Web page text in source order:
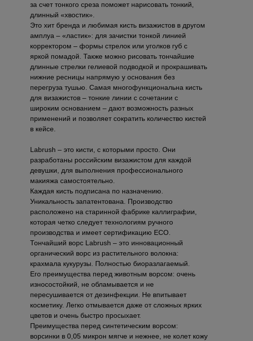
за счет тонкого среза поможет нарисовать тонкий,
длинный «хвостик».
Это хит бренда и любимая кисть визажистов в другом
амплуа – «ластик»: для зачистки тонкой линией
корректором – формы стрелок или уголков губ с
яркой помадой. Также можно рисовать тончайшие
длинные стрелки гелиевой подводкой и прокрашивать
нижние ресницы напрямую у основания без
перегруза тушью. Самая многофункциональна кисть
для визажистов – тонкие линии с сочетании с
широким основанием – дают возможность разных
применений и позволяет сократить количество кистей
в кейсе.
Labrush – это кисти, с которыми просто. Они
разработаны российским визажистом для каждой
девушки, для выполнения профессионального
макияжа самостоятельно.
Каждая кисть подписана по назначению.
Уникальность запатентована. Производство
расположено на старинной фабрике каллиграфии,
которая четко следует технологиям ручного
производства и имеет сертификацию ЕСО.
Тончайший ворс Labrush – это инновационный
органический ворс из растительного волокна:
крахмала кукурузы. Полностью биоразлагаемый.
Его преимущества перед животным ворсом: очень
износостойкий, не обламывается и не
пересушивается от дезинфекции. Не впитывает
косметику. Легко отмывается даже от сложных ярких
цветов и очень быстро просыхает.
Преимущества перед синтетическим ворсом:
ворсинки в 0,05 микрон мягче и нежнее, не колет кожу